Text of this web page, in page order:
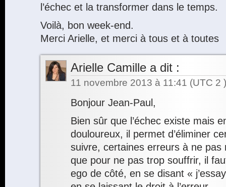
l’échec et la transformer dans le temps.
Voilà, bon week-end.
Merci Arielle, et merci à tous et à toutes
Arielle Camille a dit :
11 novembre 2013 à 11:41 (UTC 2 )
Bonjour Jean-Paul,
Bien sûr que l’échec existe mais
douloureux, il permet d’éliminer
suivre, certaines erreurs à ne pas
que pour ne pas trop souffrir, il
ego de côté, en se disant «